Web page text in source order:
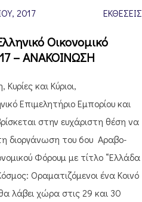
2017 ΕΚΘΈΣΕΙΣ
Οικονομικό
– ΑΝΑΚΟΙΝΩΣΗ
και Κύριοι,
Επιμελητήριο Εμπορίου και
στην ευχάριστη θέση να
διοργάνωση του 6ου Αραβο-
Φόρουμ με τίτλο “Ελλάδα
Οραματιζόμενοι ένα Κοινό
λάβει χώρα στις 29 και 30